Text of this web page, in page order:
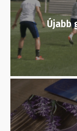
Újabb